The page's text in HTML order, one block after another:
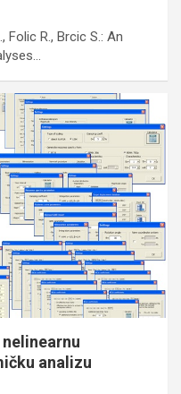
Folic R., Brcic S.: An
analizu